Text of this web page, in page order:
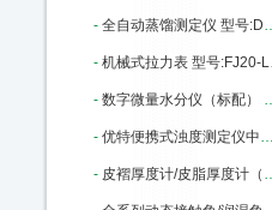
- 全自动蒸馏测定仪 型号:DY91/107D库号：M400053
- 机械式拉力表 型号:FJ20-LLB-200KN库号：M17748
- 数字微量水分仪（标配） 中西 型号:CY02-USI-1AB库号：M307456
- 优特便携式浊度测定仪中西 型号:Eutech TN100库号：M355510
- 皮褶厚度计/皮脂厚度计（量程60mm）中西 型号:M380980库号：M380980